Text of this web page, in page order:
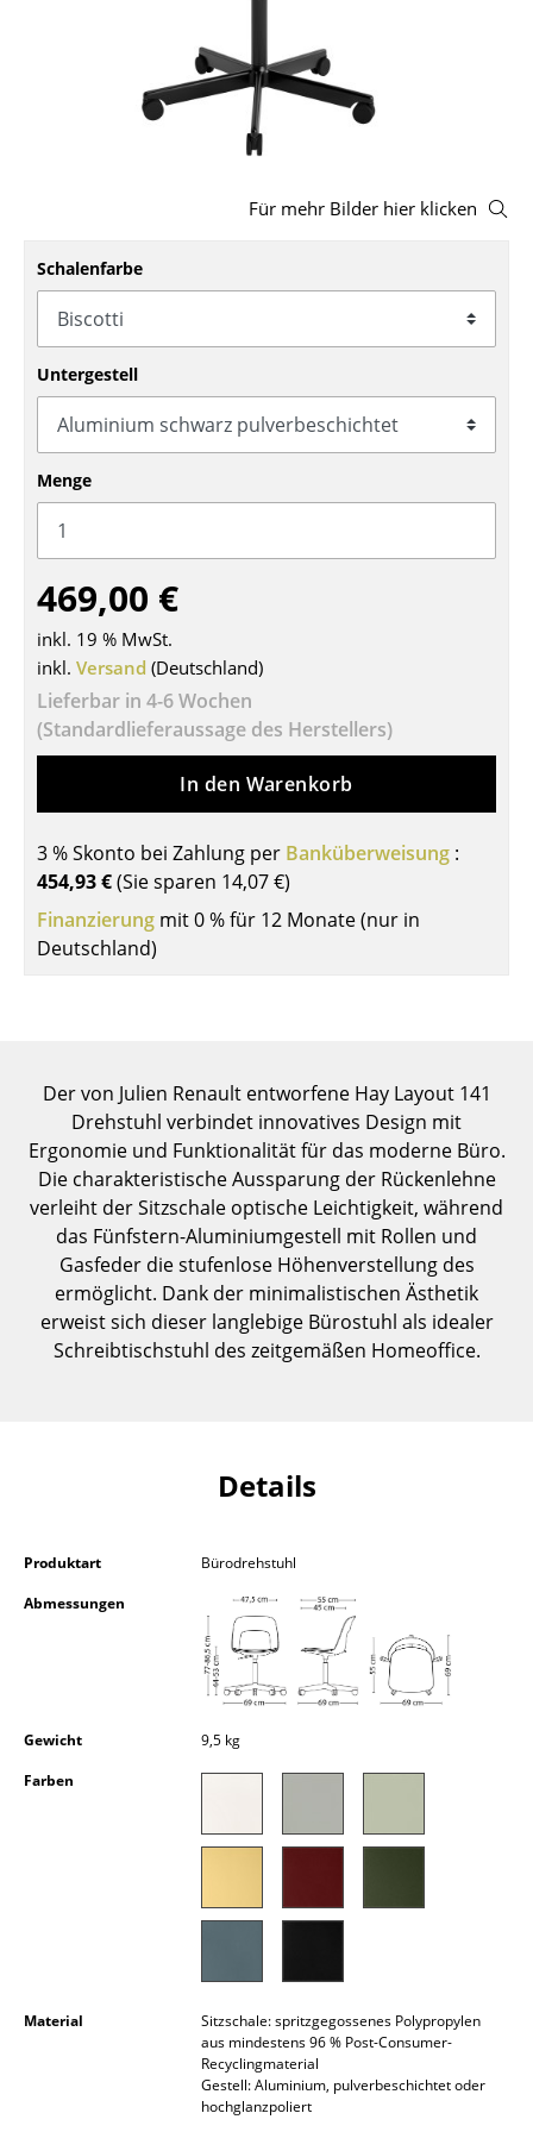
Bänke & Liegen
Schaukelstühle
Bürodrehstühle
Konferenzstühle
Bürosessel
Einzelteile
... alle Sitzmöbel
Tische
Esstische
Beistelltische
Couchtische
Schreibtische
Konferenztische
Stehtische & Stehpulte
Kindertische
Einzelteile
... alle Tische
Aufbewahren
Regale & Schränke
Bücherregale
Wandregale
Beistell- & Rollcontainer
Garderoben
Kleinaufbewahrung
Licht
Schreibtischleuchten
Bodenleuchten
Outdoor-Leuchten
Für mehr Bilder hier klicken
Schalenfarbe
Untergestell
Menge
469,00 €
inkl. 19 % MwSt.
inkl. Versand (Deutschland)
Lieferbar in 4-6 Wochen
(Standardlieferaussage des Herstellers)
In den Warenkorb
3 % Skonto bei Zahlung per Banküberweisung :
454,93 €(Sie sparen 14,07 €)
Finanzierung mit 0 % für 12 Monate (nur in
Deutschland)
Der von Julien Renault entworfene Hay Layout 141
Drehstuhl verbindet innovatives Design mit
Ergonomie und Funktionalität für das moderne Büro.
Die charakteristische Aussparung der Rückenlehne
verleiht der Sitzschale optische Leichtigkeit, während
das Fünfstern-Aluminiumgestell mit Rollen und
Gasfeder die stufenlose Höhenverstellung des
ermöglicht. Dank der minimalistischen Ästhetik
erweist sich dieser langlebige Bürostuhl als idealer
Schreibtischstuhl des zeitgemäßen Homeoffice.
Details
Produktart
Bürodrehstuhl
Abmessungen
Gewicht
9,5 kg
Farben
Material
Sitzschale: spritzgegossenes Polypropylen
aus mindestens 96 % Post-Consumer-
Recyclingmaterial
Gestell: Aluminium, pulverbeschichtet oder
hochglanzpoliert